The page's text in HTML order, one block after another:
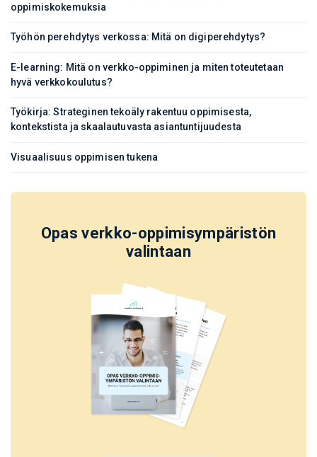
oppimiskokemuksia
Työhön perehdytys verkossa: Mitä on digiperehdytys?
E-learning: Mitä on verkko-oppiminen ja miten toteutetaan
hyvä verkkokoulutus?
Työkirja: Strateginen tekoäly rakentuu oppimisesta,
kontekstista ja skaalautuvasta asiantuntijuudesta
Visuaalisuus oppimisen tukena
Opas verkko-oppimisympäristön
valintaan